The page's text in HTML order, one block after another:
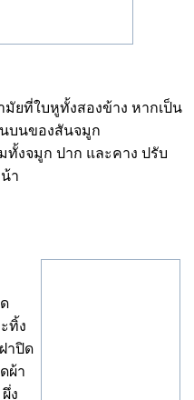
ที่ใบหูทั้งสองข้าง หากเป็น
บนของสันจมูก
จมูก ปาก และคาง ปรับ
า
ทิ้ง
าปิด
ผ้า
ง